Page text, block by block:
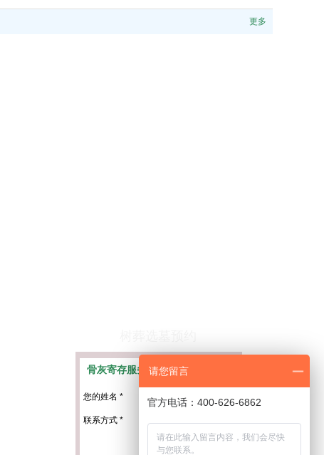
更多
骨灰寄存服务预约
您的姓名 *
联系方式 *
请您留言
官方电话：400-626-6862